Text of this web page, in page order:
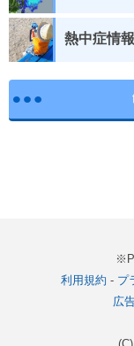
熱中症情報
利用規約 - プ
広